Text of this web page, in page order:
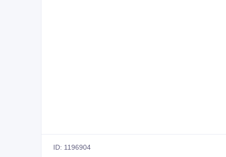
ID: 1196904